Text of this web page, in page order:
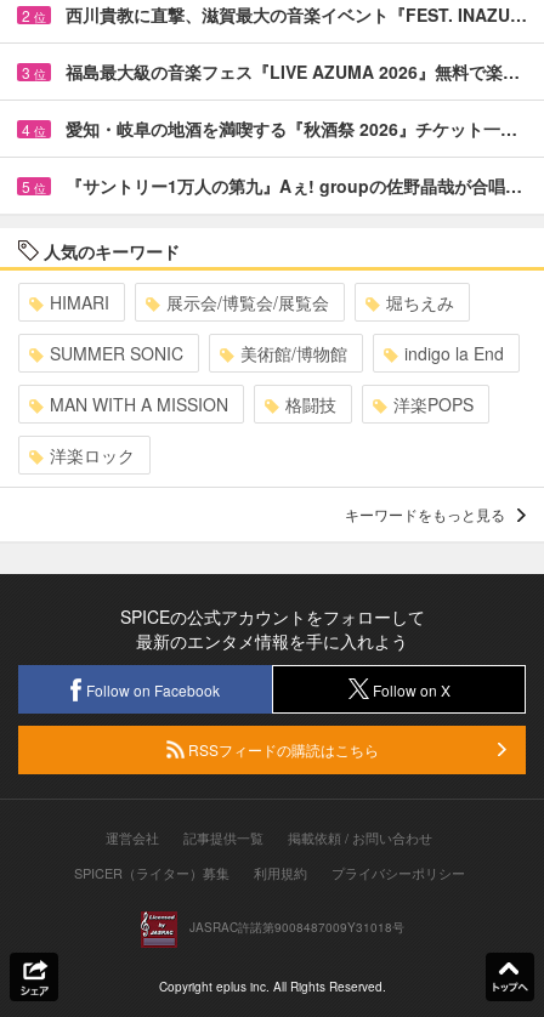
2 位 西川貴教に直撃、滋賀最大の音楽イベント『FEST. INAZU…
3 位 福島最大級の音楽フェス『LIVE AZUMA 2026』無料で楽…
4 位 愛知・岐阜の地酒を満喫する『秋酒祭 2026』チケット一…
5 位 『サントリー1万人の第九』Aぇ! groupの佐野晶哉が合唱…
人気のキーワード
HIMARI 展示会/博覧会/展覧会 堀ちえみ
SUMMER SONIC 美術館/博物館 indigo la End
MAN WITH A MISSION 格闘技 洋楽POPS
洋楽ロック
キーワードをもっと見る
SPICEの公式アカウントをフォローして
最新のエンタメ情報を手に入れよう
Follow on Facebook Follow on X
RSSフィードの購読はこちら
運営会社 記事提供一覧
掲載依頼 / お問い合わせ
SPICER（ライター）募集
利用規約 プライバシーポリシー
JASRAC許諾第9008487009Y31018号
Copyright eplus inc. All Rights Reserved.